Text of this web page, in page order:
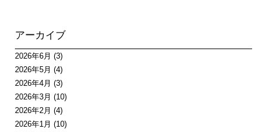
アーカイブ
2026年6月 (3)
2026年5月 (4)
2026年4月 (3)
2026年3月 (10)
2026年2月 (4)
2026年1月 (10)